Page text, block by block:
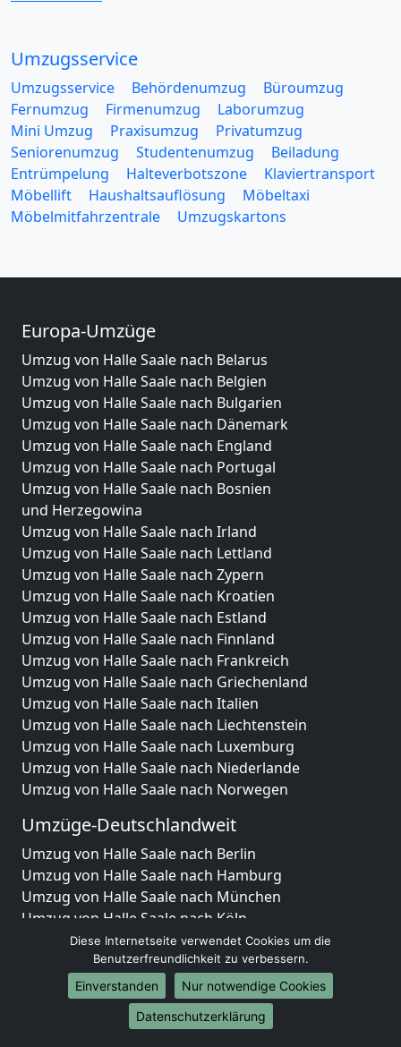
Umzugsservice
Umzugsservice Behördenumzug
Büroumzug
Fernumzug
Firmenumzug
Laborumzug
Mini Umzug
Praxisumzug
Privatumzug
Seniorenumzug
Studentenumzug
Beiladung
Entrümpelung
Halteverbotszone
Klaviertransport
Möbellift
Haushaltsauflösung
Möbeltaxi
Möbelmitfahrzentrale
Umzugskartons
Europa-Umzüge
Umzug von Halle Saale nach Belarus
Umzug von Halle Saale nach Belgien
Umzug von Halle Saale nach Bulgarien
Umzug von Halle Saale nach Dänemark
Umzug von Halle Saale nach England
Umzug von Halle Saale nach Portugal
Umzug von Halle Saale nach Bosnien
und Herzegowina
Umzug von Halle Saale nach Irland
Umzug von Halle Saale nach Lettland
Umzug von Halle Saale nach Zypern
Umzug von Halle Saale nach Kroatien
Umzug von Halle Saale nach Estland
Umzug von Halle Saale nach Finnland
Umzug von Halle Saale nach Frankreich
Umzug von Halle Saale nach Griechenland
Umzug von Halle Saale nach Italien
Umzug von Halle Saale nach Liechtenstein
Umzug von Halle Saale nach Luxemburg
Umzug von Halle Saale nach Niederlande
Umzug von Halle Saale nach Norwegen
Umzüge-Deutschlandweit
Umzug von Halle Saale nach Berlin
Umzug von Halle Saale nach Hamburg
Umzug von Halle Saale nach München
Umzug von Halle Saale nach Köln
Umzug von Halle Saale nach Frankfurt am Main
Umzug von Halle Saale nach Stuttgart
Umzug von Halle Saale nach Düsseldorf
Umzug von Halle Saale nach Leipzig
Umzug von Halle Saale nach Dortmund
Diese Internetseite verwendet Cookies um die
Benutzerfreundlichkeit zu verbessern.
Einverstanden
Nur notwendige Cookies
Datenschutzerklärung